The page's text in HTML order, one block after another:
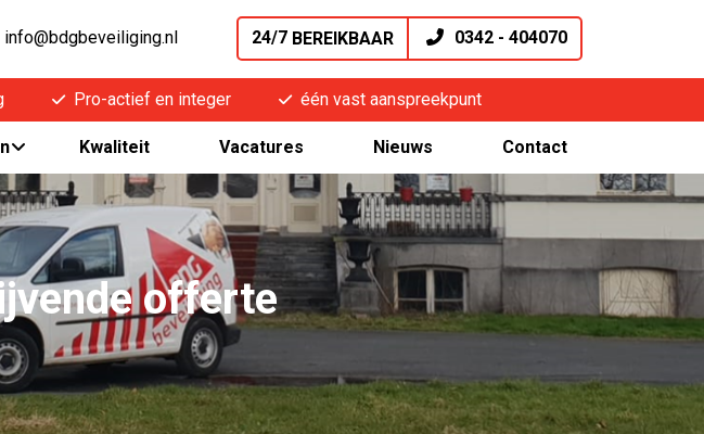
info@bdgbeveiliging.nl 24/7 BEREIKBAAR 0342 - 404070
Pro-actief en integer één vast aanspreekpunt
Kwaliteit Vacatures Nieuws Contact
offerte